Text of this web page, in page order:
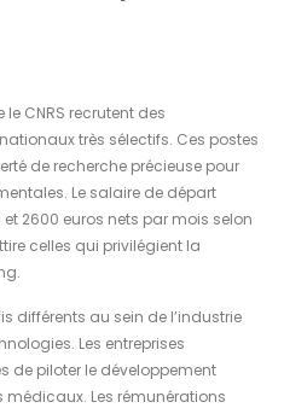
CNRS recrutent des
très sélectifs. Ces postes
de recherche précieuse pour
Le salaire de départ
2600 euros nets par mois selon
celles qui privilégient la
différents au sein de l’industrie
Les entreprises
de piloter le développement
Les rémunérations